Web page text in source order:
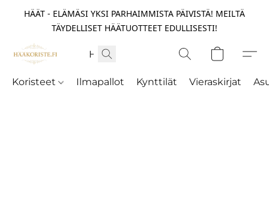
HÄÄT - ELÄMÄSI YKSI PARHAIMMISTA PÄIVISTÄ! MEILTÄ
TÄYDELLISET HÄÄTUOTTEET EDULLISESTI!
Koristeet Ilmapallot Kynttilät Vieraskirjat